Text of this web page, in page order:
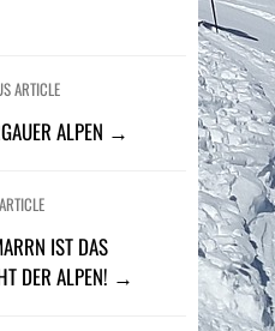
ARTICLE
ALPEN →
IST DAS
DER ALPEN! →